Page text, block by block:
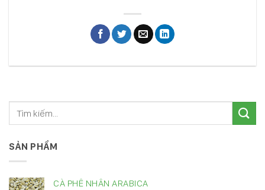
SẢN PHẨM
CÀ PHÊ NHÂN ARABICA